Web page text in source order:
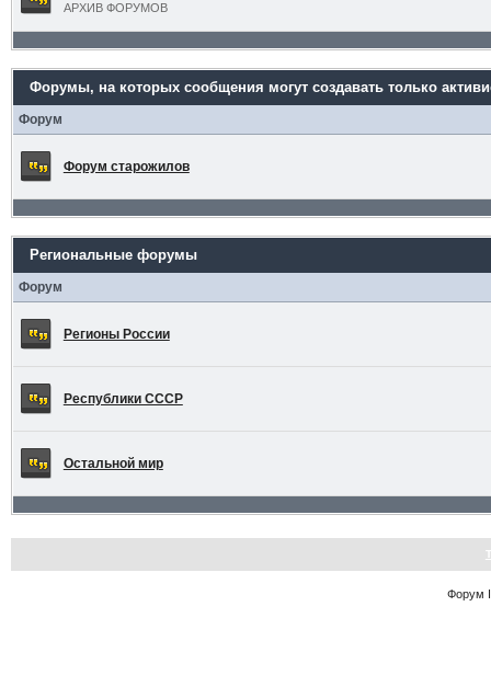
АРХИВ ФОРУМОВ
Форумы, на которых сообщения могут создавать только
Форум
Форум старожилов
Региональные форумы
Форум
Регионы России
Республики СССР
Остальной мир
Форум